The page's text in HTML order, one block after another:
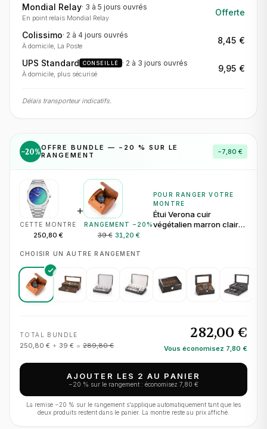
Mondial Relay· 3 à 5 jours ouvrés
En point relais Mondial Relay
Offerte
Colissimo· 2 à 4 jours ouvrés
À domicile, La Poste
8,45 €
UPS Standard CONSEILLÉ · 2 à 3 jours ouvrés
À domicile, plus sécurisé
9,95 €
Délais transporteur indicatifs.
−20%OFFRE BUNDLE — − 20 % SUR LE
RANGEMENT
−7,80 €
CETTE MONTRE
250,80 €
+
RANGEMENT − 20 %
39 € 31,20 €
POUR RANGER VOTRE
MONTRE
Étui Verona cuir
végétalien marron clair
CHOISIR UN AUTRE RANGEMENT
TOTAL BUNDLE
250,80 € + 39 € = 289,80 €
282,00 €
Vous économisez 7,80 €
AJOUTER LES 2 AU PANIER
−20 % sur le rangement : économisez 7,80 €
La remise −20 % sur le rangement s'applique automatiquement tant que les
deux produits restent dans le panier. La montre reste au prix affiché.